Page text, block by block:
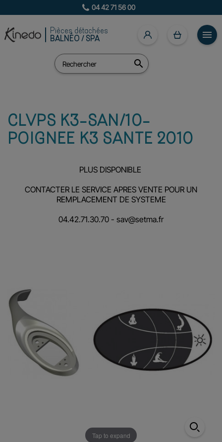
04 42 71 56 00

Pièces détachées
BALNÉO / SPA

CLVPS K3-SAN/10-
POIGNEE K3 SANTE 2010
PLUS DISPONIBLE
CONTACTER LE SERVICE APRES VENTE POUR UN
REMPLACEMENT DE SYSTEME
04.42.71.30.70 - sav@setma.fr
Tap to expand